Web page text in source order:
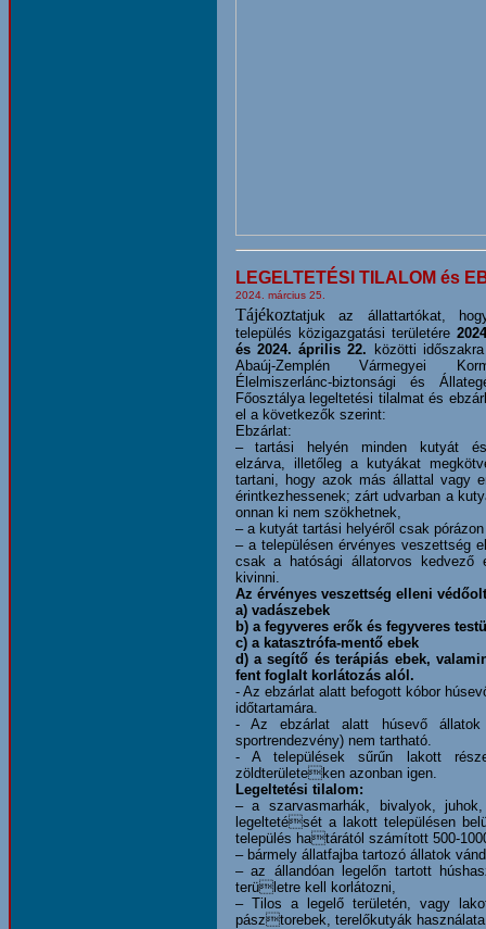
LEGELTETÉSI TILALOM és
2024. március 25.
Tájékoztatjuk az állattartókat,
település közigazgatási területére
és 2024. április 22. közötti
Abaúj-Zemplén Vármegyei
Élelmiszerlánc-biztonsági és
Főosztálya legeltetési tilalmat és
el a következők szerint:
Ebzárlat:
– tartási helyén minden kutyát
elzárva, illetőleg a kutyákat
tartani, hogy azok más állattal vagy
érintkezhessenek; zárt udvarban a
onnan ki nem szökhetnek,
– a kutyát tartási helyéről csak
– a településen érvényes veszettség
csak a hatósági állatorvos kedvező
kivinni.
Az érvényes veszettség elleni
a) vadászebek
b) a fegyveres erők és fegyveres
c) a katasztrófa-mentő ebek
d) a segítő és terápiás ebek,
fent foglalt korlátozás alól.
- Az ebzárlat alatt befogott kóbor
időtartamára.
- Az ebzárlat alatt húsevő állatok
sportrendezvény) nem tartható.
- A települések sűrűn lakott
zöldterületeken azonban igen.
Legeltetési tilalom:
– a szarvasmarhák, bivalyok,
legeltetését a lakott településen
település határától számított 500-
– bármely állatfajba tartozó állatok
– az állandóan legelőn tartott
területre kell korlátozni,
– Tilos a legelő területén, vagy
pásztorebek, terelőkutyák